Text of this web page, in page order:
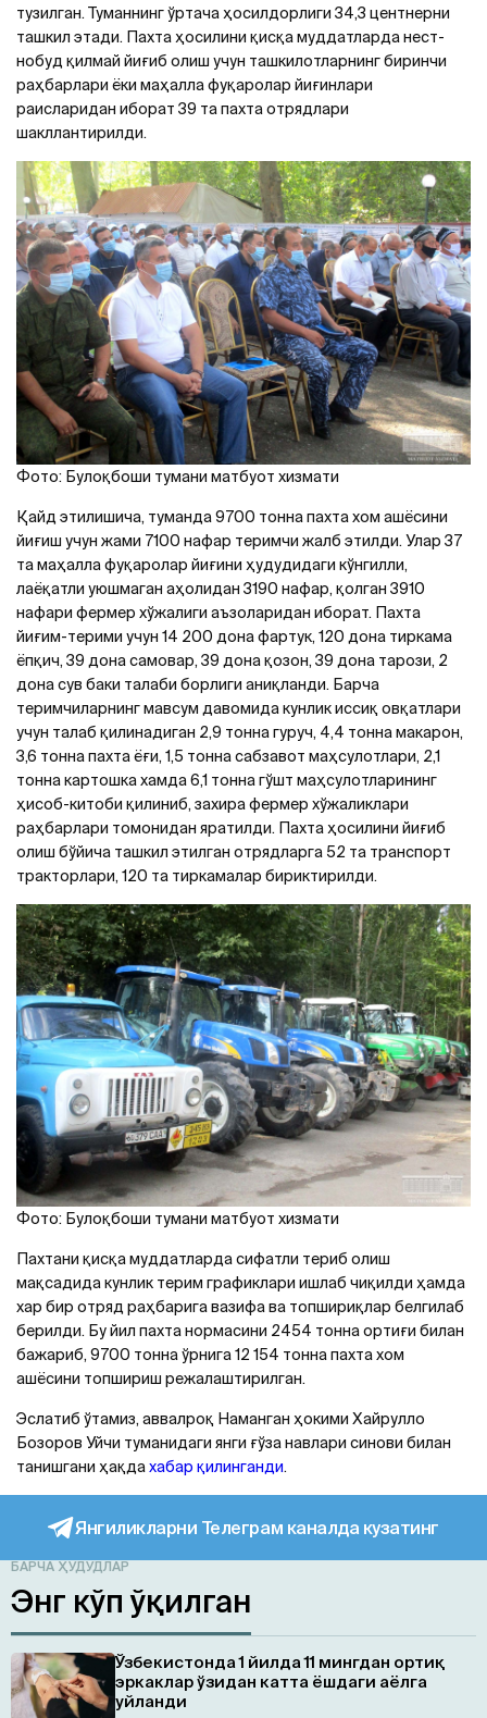
тузилган. Туманнинг ўртача ҳосилдорлиги 34,3 центнерни
ташкил этади. Пахта ҳосилини қисқа муддатларда нест-
нобуд қилмай йиғиб олиш учун ташкилотларнинг биринчи
раҳбарлари ёки маҳалла фуқаролар йиғинлари
раисларидан иборат 39 та пахта отрядлари
шакллантирилди.
Фото: Булоқбоши тумани матбуот хизмати
Қайд этилишича, туманда 9700 тонна пахта хом ашёсини
йиғиш учун жами 7100 нафар теримчи жалб этилди. Улар 37
та маҳалла фуқаролар йиғини ҳудудидаги кўнгилли,
лаёқатли уюшмаган аҳолидан 3190 нафар, қолган 3910
нафари фермер хўжалиги аъзоларидан иборат. Пахта
йиғим-терими учун 14 200 дона фартук, 120 дона тиркама
ёпқич, 39 дона самовар, 39 дона қозон, 39 дона тарози, 2
дона сув баки талаби борлиги аниқланди. Барча
теримчиларнинг мавсум давомида кунлик иссиқ овқатлари
учун талаб қилинадиган 2,9 тонна гуруч, 4,4 тонна макарон,
3,6 тонна пахта ёғи, 1,5 тонна сабзавот маҳсулотлари, 2,1
тонна картошка хамда 6,1 тонна гўшт маҳсулотларининг
ҳисоб-китоби қилиниб, захира фермер хўжаликлари
раҳбарлари томонидан яратилди. Пахта ҳосилини йиғиб
олиш бўйича ташкил этилган отрядларга 52 та транспорт
тракторлари, 120 та тиркамалар бириктирилди.
Фото: Булоқбоши тумани матбуот хизмати
Пахтани қисқа муддатларда сифатли териб олиш
мақсадида кунлик терим графиклари ишлаб чиқилди ҳамда
хар бир отряд раҳбарига вазифа ва топшириқлар белгилаб
берилди. Бу йил пахта нормасини 2454 тонна ортиғи билан
бажариб, 9700 тонна ўрнига 12 154 тонна пахта хом
ашёсини топшириш режалаштирилган.
Эслатиб ўтамиз, аввалроқ Наманган ҳокими Хайрулло
Бозоров Уйчи туманидаги янги ғўза навлари синови билан
танишгани ҳақдахабар қилинганди.
Янгиликларни Телеграм каналда кузатинг
БАРЧА ҲУДУДЛАР
Энг кўп ўқилган
Ўзбекистонда 1 йилда 11 мингдан ортиқ
эркаклар ўзидан катта ёшдаги аёлга
уйланди